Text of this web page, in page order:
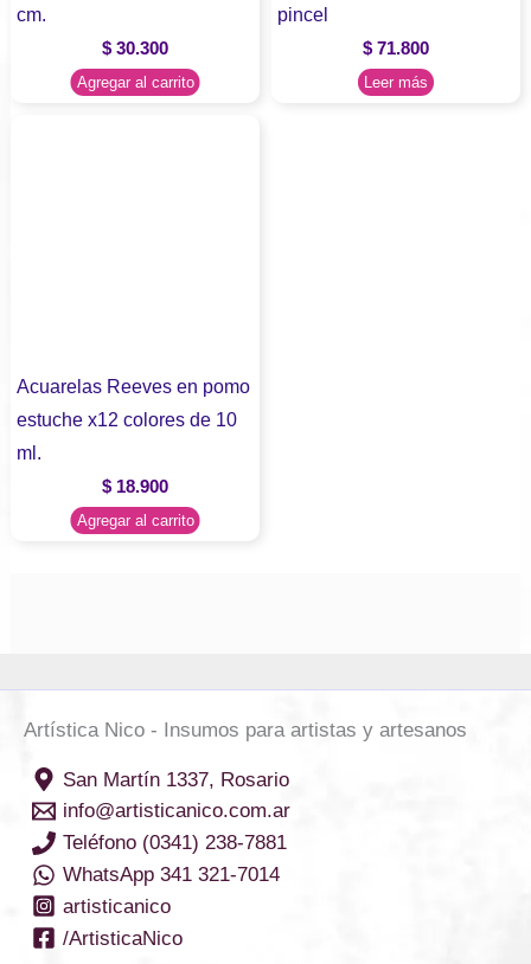
cm.
$ 30.300
Agregar al carrito
pincel
$71.800
Leer más
Acuarelas Reeves en pomo
estuche x12 colores de 10
ml.
$ 18.900
Agregar al carrito
Artística Nico - Insumos para artistas y artesanos
San Martín 1337, Rosario
info@artisticanico.com.ar
Teléfono (0341) 238-7881
WhatsApp 341 321-7014
artisticanico
/ArtisticaNico